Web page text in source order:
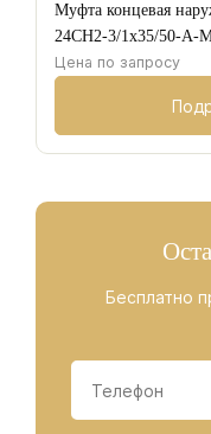
Муфта концевая
24CH2-3/1х35/50-A-
Цена по запросу
Бесплатно
Данные